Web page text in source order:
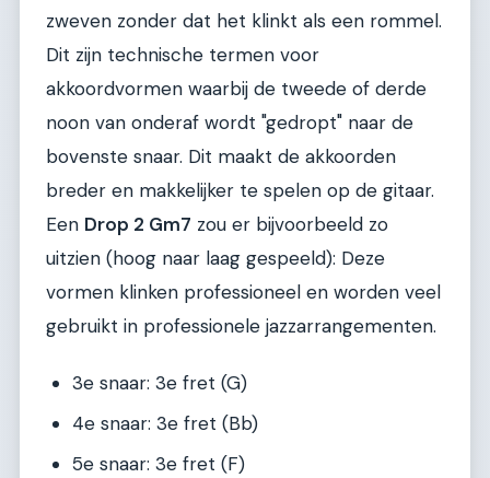
zweven zonder dat het klinkt als een rommel.
Dit zijn technische termen voor
akkoordvormen waarbij de tweede of derde
noon van onderaf wordt "gedropt" naar de
bovenste snaar. Dit maakt de akkoorden
breder en makkelijker te spelen op de gitaar.
Een Drop 2 Gm7 zou er bijvoorbeeld zo
uitzien (hoog naar laag gespeeld): Deze
vormen klinken professioneel en worden veel
gebruikt in professionele jazzarrangementen.
3e snaar: 3e fret (G)
4e snaar: 3e fret (Bb)
5e snaar: 3e fret (F)